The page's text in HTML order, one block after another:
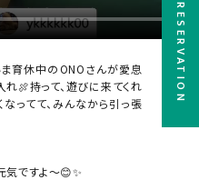
RESERVATION
ま育休中のONOさんが愛息
れ🍖持って、遊びに来てくれ
なってて、みんなから引っ張
気ですよ〜😊✨